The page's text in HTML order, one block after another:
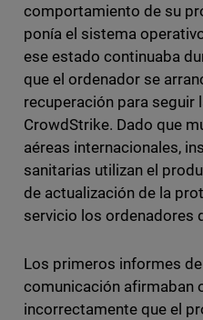
comportamiento de su
ponía el sistema
ese estado continuaba
que el ordenador se
recuperación para seguir
CrowdStrike. Dado que
aéreas internacionales,
sanitarias utilizan el
de actualización de la
servicio los ordenadores
Los primeros informes
comunicación afirmaban
incorrectamente que el